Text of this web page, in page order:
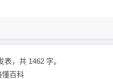
表，共 1462 字。
懂百科